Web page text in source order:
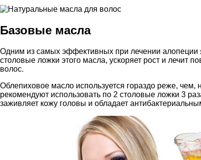
Базовые масла
Одним из самых эффективных при лечении алопеции
столовые ложки этого масла, ускоряет рост и лечит
волос.
Облепиховое масло используется гораздо реже,
рекомендуют использовать по 2 столовые ложки 3
заживляет кожу головы и обладает